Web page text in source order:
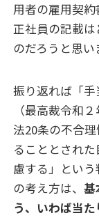
用者の雇用契
正社員の記載
のだろうと思い
振り返れば「
（最高裁令和
法20条の不合
ることとされ
慮する」とい
の考え方は、基
う、いわば当